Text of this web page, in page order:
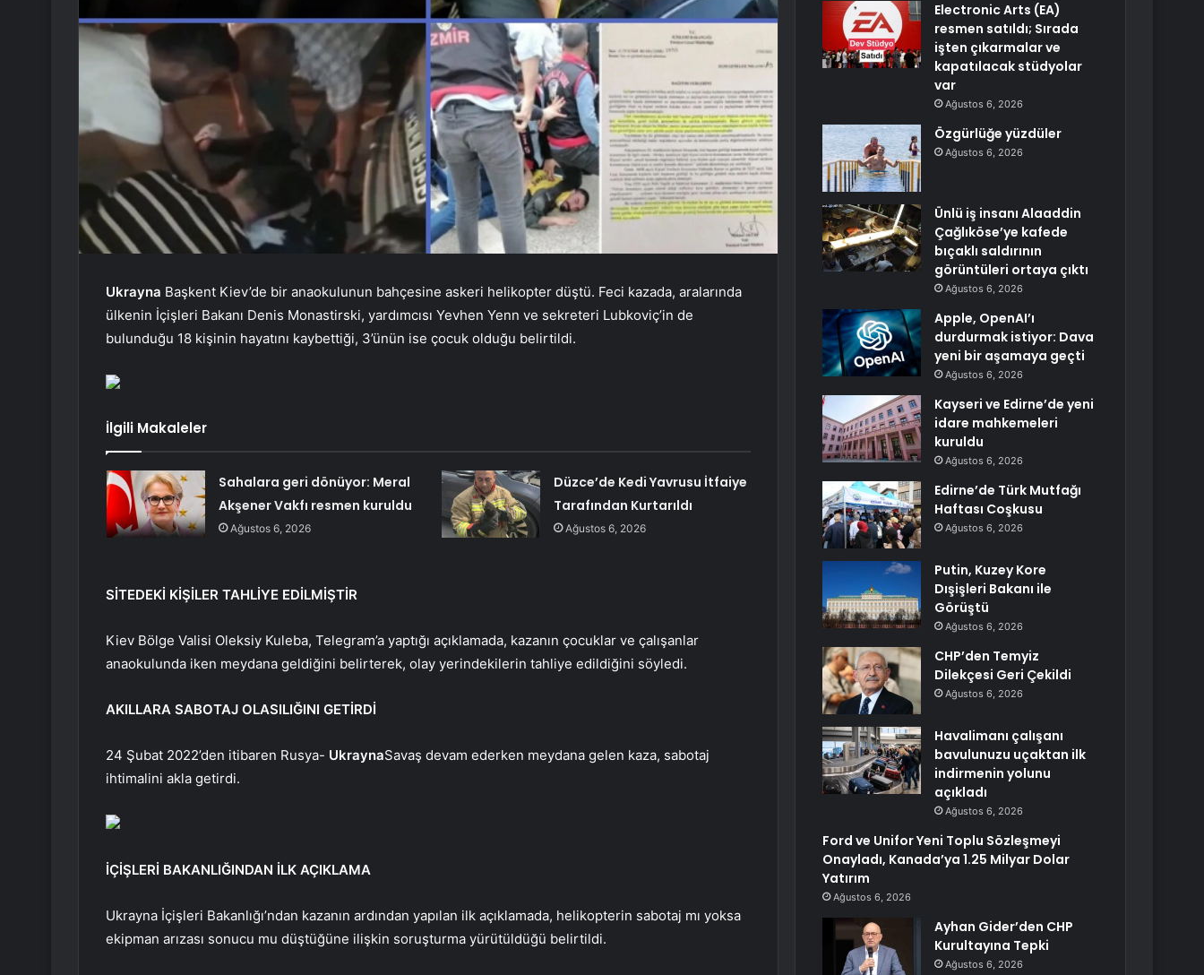
Ukrayna Başkent Kiev’de bir anaokulunun bahçesine askeri helikopter düştü. Feci kazada, aralarında
ülkenin İçişleri Bakanı Denis Monastirski, yardımcısı Yevhen Yenn ve sekreteri Lubkoviç’in de
bulunduğu 18 kişinin hayatını kaybettiği, 3’ünün ise çocuk olduğu belirtildi.
İlgili Makaleler
Sahalara geri dönüyor: Meral
Akşener Vakfı resmen kuruldu
Ağustos 6, 2026
Düzce’de Kedi Yavrusu İtfaiye
Tarafından Kurtarıldı
Ağustos 6, 2026
SİTEDEKİ KİŞİLER TAHLİYE EDİLMİŞTİR
Kiev Bölge Valisi Oleksiy Kuleba, Telegram’a yaptığı açıklamada, kazanın çocuklar ve çalışanlar
anaokulunda iken meydana geldiğini belirterek, olay yerindekilerin tahliye edildiğini söyledi.
AKILLARA SABOTAJ OLASILIĞINI GETİRDİ
24 Şubat 2022’den itibaren Rusya- UkraynaSavaş devam ederken meydana gelen kaza, sabotaj
ihtimalini akla getirdi.
İÇİŞLERİ BAKANLIĞINDAN İLK AÇIKLAMA
Ukrayna İçişleri Bakanlığı’ndan kazanın ardından yapılan ilk açıklamada, helikopterin sabotaj mı yoksa
ekipman arızası sonucu mu düştüğüne ilişkin soruşturma yürütüldüğü belirtildi.
Electronic Arts (EA)
resmen satıldı; Sırada
işten çıkarmalar ve
kapatılacak stüdyolar
var
Ağustos 6, 2026
Özgürlüğe yüzdüler
Ağustos 6, 2026
Ünlü iş insanı Alaaddin
Çağlıköse’ye kafede
bıçaklı saldırının
görüntüleri ortaya çıktı
Ağustos 6, 2026
Apple, OpenAI’ı
durdurmak istiyor: Dava
yeni bir aşamaya geçti
Ağustos 6, 2026
Kayseri ve Edirne’de yeni
idare mahkemeleri
kuruldu
Ağustos 6, 2026
Edirne’de Türk Mutfağı
Haftası Coşkusu
Ağustos 6, 2026
Putin, Kuzey Kore
Dışişleri Bakanı ile
Görüştü
Ağustos 6, 2026
CHP’den Temyiz
Dilekçesi Geri Çekildi
Ağustos 6, 2026
Havalimanı çalışanı
bavulunuzu uçaktan ilk
indirmenin yolunu
açıkladı
Ağustos 6, 2026
Ford ve Unifor Yeni Toplu Sözleşmeyi
Onayladı, Kanada’ya 1.25 Milyar Dolar
Yatırım
Ağustos 6, 2026
Ayhan Gider’den CHP
Kurultayına Tepki
Ağustos 6, 2026